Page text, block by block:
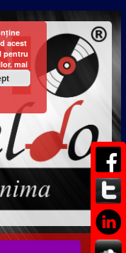
acest
pentru
mai